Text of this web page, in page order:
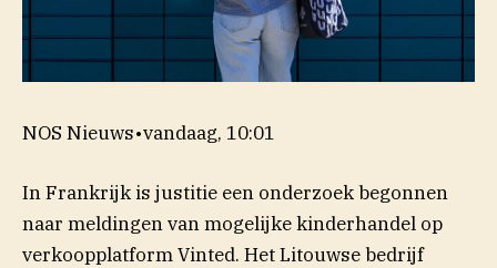
NOS Nieuws•vandaag, 10:01
In Frankrijk is justitie een onderzoek begonnen
naar meldingen van mogelijke kinderhandel op
verkoopplatform Vinted. Het Litouwse bedrijf